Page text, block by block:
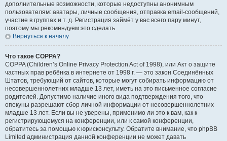
дополнительные возможности, которые недоступны анонимным
пользователям: аватары, личные сообщения, отправка email-сообщений,
участие в группах и т. д. Регистрация займёт у вас всего пару минут,
поэтому мы рекомендуем это сделать.
Вернуться к началу
Что такое COPPA?
COPPA (Children’s Online Privacy Protection Act of 1998), или Акт о защите
частных прав ребёнка в интернете от 1998 г. — это закон Соединённых
Штатов, требующий от сайтов, которые могут собирать информацию от
несовершеннолетних младше 13 лет, иметь на это письменное согласие
родителей. Допустимо наличие иного вида подтверждения того, что
опекуны разрешают сбор личной информации от несовершеннолетних
младше 13 лет. Если вы не уверены, применимо ли это к вам, как к
регистрирующемуся на конференции, или к самой конференции,
обратитесь за помощью к юрисконсульту. Обратите внимание, что phpBB
Limited администрация данной конференции не может давать